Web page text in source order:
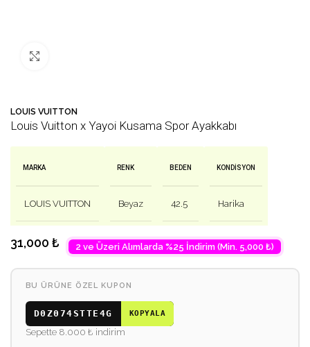
LOUIS VUITTON
Louis Vuitton x Yayoi Kusama Spor Ayakkabı
MARKA
LOUIS VUITTON
RENK
Beyaz
BEDEN
42.5
KONDISYON
Harika
31,000 ₺ 2 ve Üzeri Alımlarda %25 İndirim (Min. 5,000 ₺)
BU ÜRÜNE ÖZEL KUPON
D0Z074STTE4G KOPYALA
Sepette 8.000 ₺ indirim